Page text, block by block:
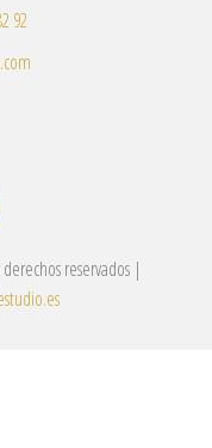
92
reservados |